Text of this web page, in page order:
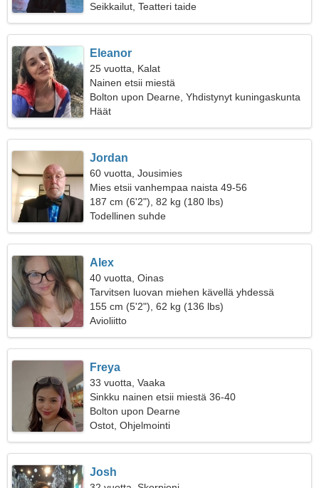
Seikkailut, Teatteri taide
Eleanor
25 vuotta, Kalat
Nainen etsii miestä
Bolton upon Dearne, Yhdistynyt kuningaskunta
Häät
Jordan
60 vuotta, Jousimies
Mies etsii vanhempaa naista 49-56
187 cm (6'2"), 82 kg (180 lbs)
Todellinen suhde
Alex
40 vuotta, Oinas
Tarvitsen luovan miehen kävellä yhdessä
155 cm (5'2"), 62 kg (136 lbs)
Avioliitto
Freya
33 vuotta, Vaaka
Sinkku nainen etsii miestä 36-40
Bolton upon Dearne
Ostot, Ohjelmointi
Josh